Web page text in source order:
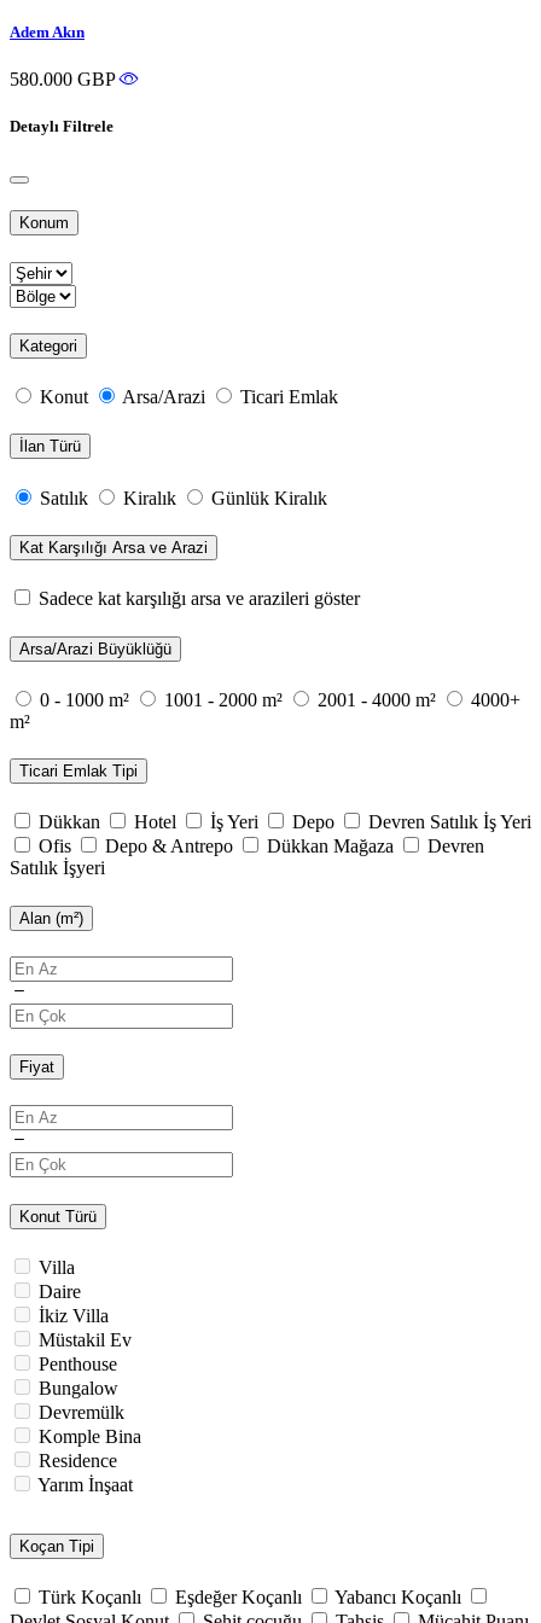
Adem Akın
580.000 GBP
Detaylı Filtrele
Konum
Kategori
Konut Arsa/Arazi Ticari Emlak
İlan Türü
Satılık Kiralık Günlük Kiralık
Kat Karşılığı Arsa ve Arazi
Sadece kat karşılığı arsa ve arazileri göster
Arsa/Arazi Büyüklüğü
0 - 1000 m² 1001 - 2000 m² 2001 - 4000 m²
4000+
m²
Ticari Emlak Tipi
Dükkan Hotel İş Yeri Depo
Devren Satılık İş Yeri
Ofis
Depo & Antrepo Dükkan Mağaza
Devren
Satılık İşyeri
Alan (m²)
Fiyat
Konut Türü
Villa
Daire
İkiz Villa
Müstakil Ev
Penthouse
Bungalow
Devremülk
Komple Bina
Residence
Yarım İnşaat
Koçan Tipi
Türk Koçanlı Eşdeğer Koçanlı
Yabancı Koçanlı